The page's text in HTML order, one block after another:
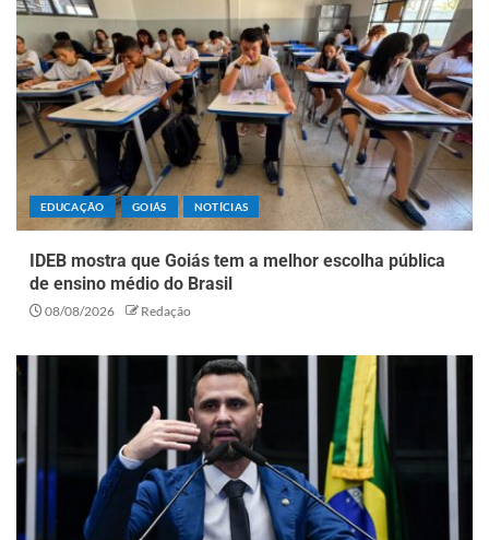
EDUCAÇÃO GOIÁS NOTÍCIAS
IDEB mostra que Goiás tem a melhor escolha pública
de ensino médio do Brasil
08/08/2026 Redação